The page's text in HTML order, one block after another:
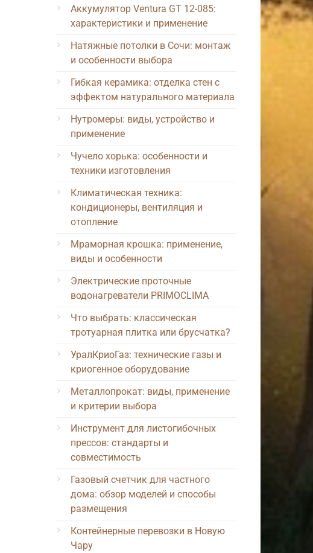
Аккумулятор Ventura GT 12-085:
характеристики и применение
Натяжные потолки в Сочи: монтаж
и особенности выбора
Гибкая керамика: отделка стен с
эффектом натурального материала
Нутромеры: виды, устройство и
применение
Чучело хорька: особенности и
техники изготовления
Климатическая техника:
кондиционеры, вентиляция и
отопление
Мраморная крошка: применение,
виды и особенности
Электрические проточные
водонагреватели PRIMOCLIMA
Что выбрать: классическая
тротуарная плитка или брусчатка?
УралКриоГаз: технические газы и
криогенное оборудование
Металлопрокат: виды, применение
и критерии выбора
Инструмент для листогибочных
прессов: стандарты и
совместимость
Газовый счетчик для частного
дома: обзор моделей и способы
размещения
Контейнерные перевозки в Новую
Чару